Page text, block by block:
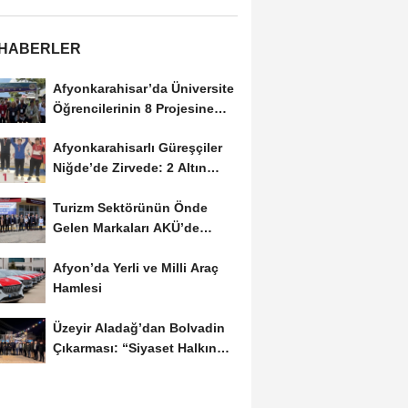
Afyonkarahisar’da Üniversite
Öğrencilerinin 8 Projesine
Afyonkarahisarlı Güreşçiler
Niğde’de Zirvede: 2 Altın
Turizm Sektörünün Önde
Gelen Markaları AKÜ’de
Afyon’da Yerli ve Milli Araç
Hamlesi
Üzeyir Aladağ’dan Bolvadin
Çıkarması: “Siyaset Halkın